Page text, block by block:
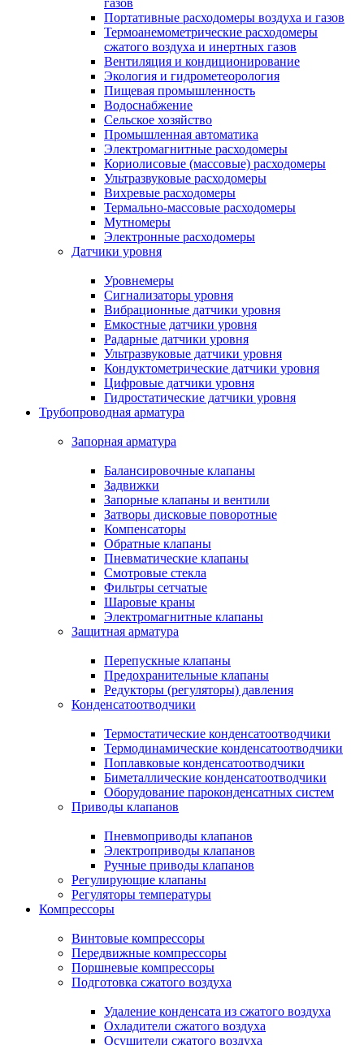
газов
Портативные расходомеры воздуха и газов
Термоанемометрические расходомеры
сжатого воздуха и инертных газов
Вентиляция и кондиционирование
Экология и гидрометеорология
Пищевая промышленность
Водоснабжение
Сельское хозяйство
Промышленная автоматика
Электромагнитные расходомеры
Кориолисовые (массовые) расходомеры
Ультразвуковые расходомеры
Вихревые расходомеры
Термально-массовые расходомеры
Мутномеры
Электронные расходомеры
Датчики уровня
Уровнемеры
Сигнализаторы уровня
Вибрационные датчики уровня
Емкостные датчики уровня
Радарные датчики уровня
Ультразвуковые датчики уровня
Кондуктометрические датчики уровня
Цифровые датчики уровня
Гидростатические датчики уровня
Трубопроводная арматура
Запорная арматура
Балансировочные клапаны
Задвижки
Запорные клапаны и вентили
Затворы дисковые поворотные
Компенсаторы
Обратные клапаны
Пневматические клапаны
Смотровые стекла
Фильтры сетчатые
Шаровые краны
Электромагнитные клапаны
Защитная арматура
Перепускные клапаны
Предохранительные клапаны
Редукторы (регуляторы) давления
Конденсатоотводчики
Термостатические конденсатоотводчики
Термодинамические конденсатоотводчики
Поплавковые конденсатоотводчики
Биметаллические конденсатоотводчики
Оборудование пароконденсатных систем
Приводы клапанов
Пневмоприводы клапанов
Электроприводы клапанов
Ручные приводы клапанов
Регулирующие клапаны
Регуляторы температуры
Компрессоры
Винтовые компрессоры
Передвижные компрессоры
Поршневые компрессоры
Подготовка сжатого воздуха
Удаление конденсата из сжатого воздуха
Охладители сжатого воздуха
Осушители сжатого воздуха